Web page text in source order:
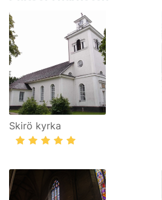
Skirö kyrka